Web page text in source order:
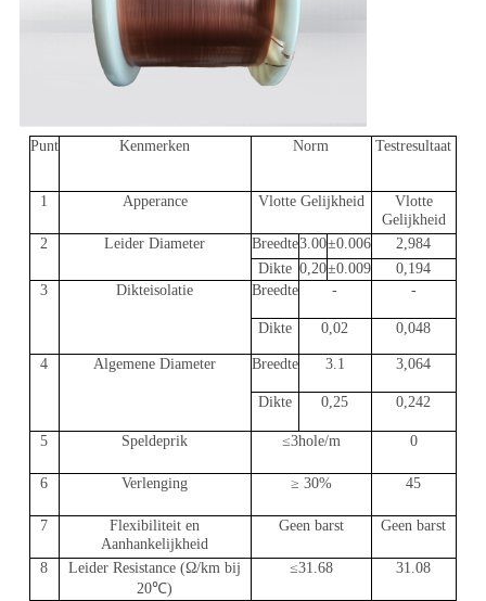
Punt Kenmerken Norm Testresultaat
1 Apperance Vlotte Gelijkheid
Vlotte
Gelijkheid
2
Leider Diameter Breedte3.00±0.006
2,984
Dikte 0,20±0.009
0,194
3
Dikteisolatie Breedte - -
Dikte 0,02 0,048
4 Algemene Diameter Breedte 3.1 3,064
Dikte 0,25 0,242
5 Speldeprik ≤3hole/m 0
6 Verlenging ≥ 30% 45
7
Flexibiliteit en
Aanhankelijkheid
Geen barst Geen barst
8
Leider Resistance (Ω/km bij
20℃)
≤31.68 31.08